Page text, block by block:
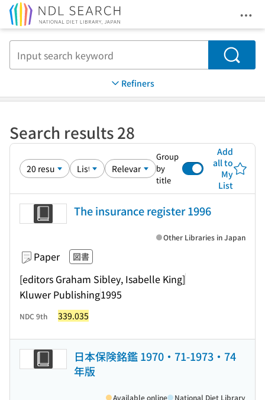
Search
Refiners
Search results 28
Group
by
title
Add
all to
My
List
The insurance register 1996
Paper 図書
[editors Graham Sibley, Isabelle King]
Kluwer Publishing1995
Other Libraries in Japan
NDC 9th 339.035
日本保険銘鑑 1970・71-1973・74
年版
Available online National Diet Library